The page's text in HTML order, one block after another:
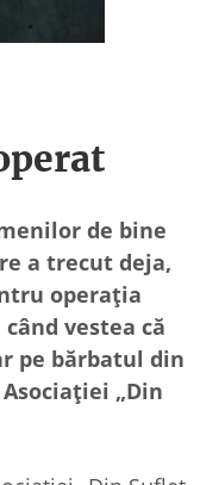
de bine
a trecut deja,
operația
vestea că
pe bărbatul din
„Din